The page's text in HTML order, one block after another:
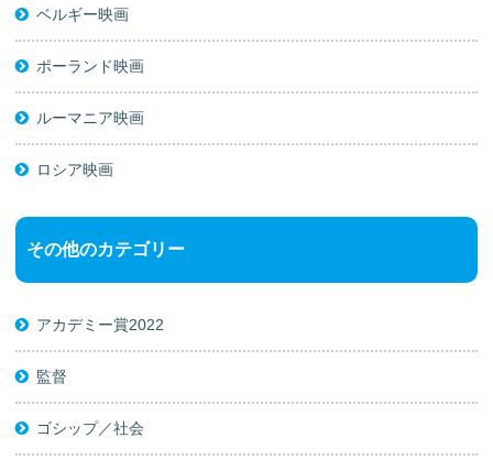
ベルギー映画
ポーランド映画
ルーマニア映画
ロシア映画
その他のカテゴリー
アカデミー賞2022
監督
ゴシップ／社会